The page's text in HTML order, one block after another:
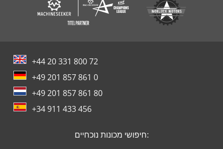
+44 20 331 800 72
+49 201 857 861 0
+49 201 857 861 80
+34 911 433 456
חיפושי מכונות נוכחיים: